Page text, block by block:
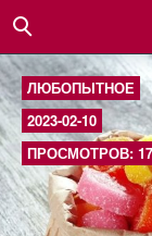
ЛЮБОПЫТНОЕ
2023-02-10
ПРОСМОТРОВ: